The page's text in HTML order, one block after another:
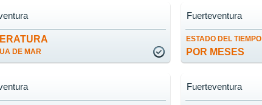
DE MAR
ESTADO DEL TIEMPO
POR MESES
Fuerteventura
Fuerteventura